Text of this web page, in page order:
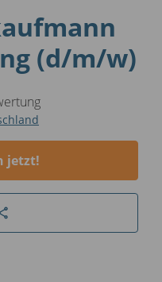
(d/m/w)
jetzt!